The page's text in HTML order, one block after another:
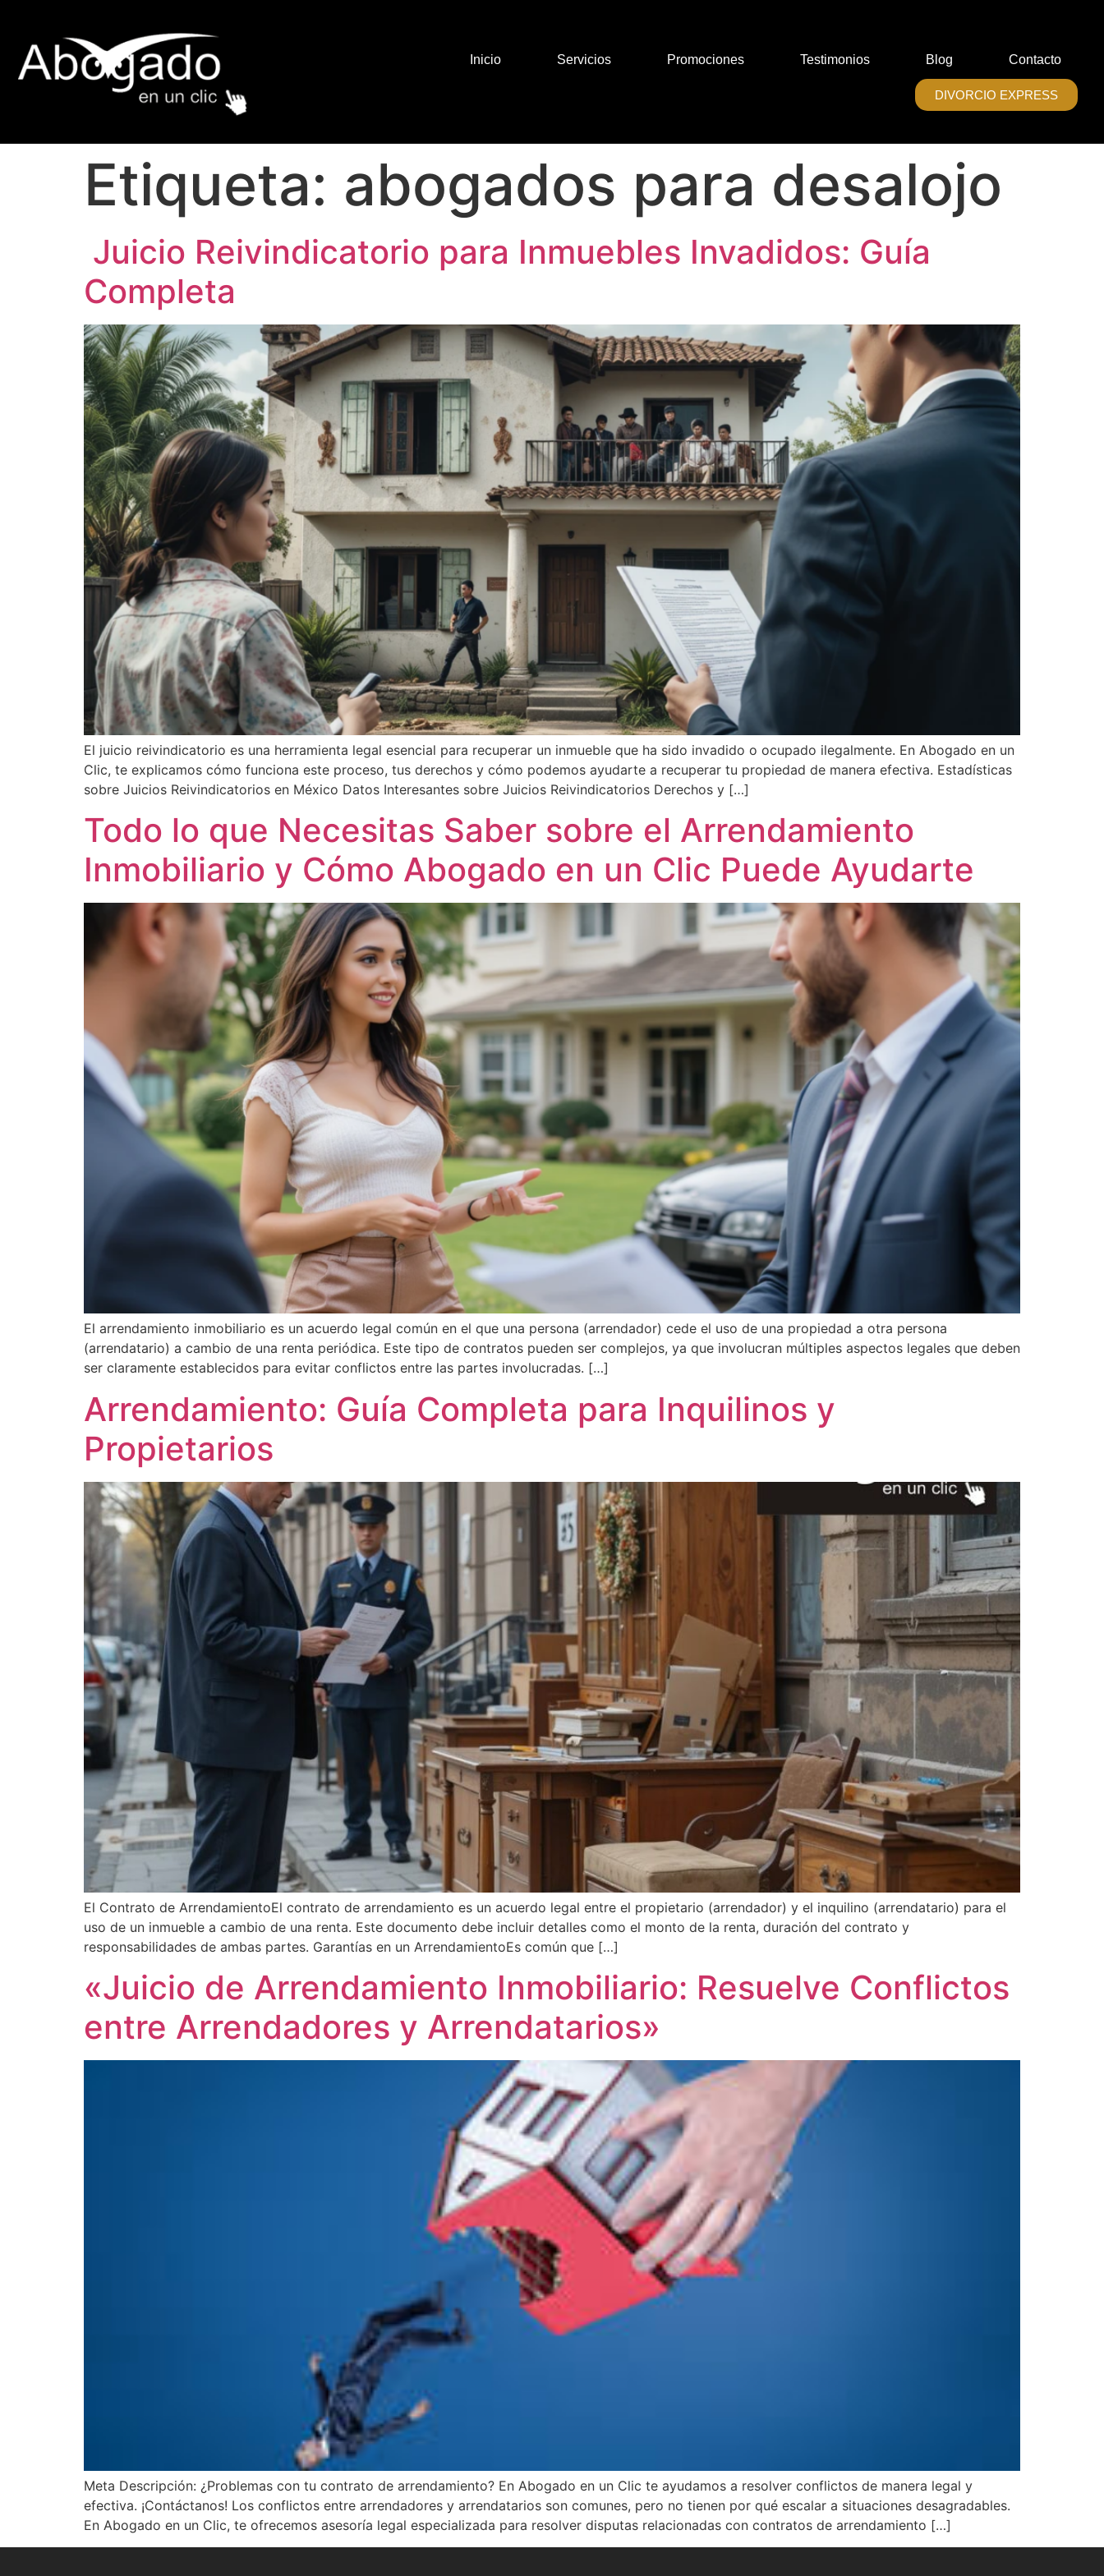
Inicio Servicios Promociones Testimonios Blog Contacto
DIVORCIO EXPRESS
Etiqueta: abogados para desalojo
Juicio Reivindicatorio para Inmuebles Invadidos: Guía
Completa
El juicio reivindicatorio es una herramienta legal esencial para recuperar un inmueble que ha sido invadido o ocupado ilegalmente. En Abogado en un
Clic, te explicamos cómo funciona este proceso, tus derechos y cómo podemos ayudarte a recuperar tu propiedad de manera efectiva. Estadísticas
sobre Juicios Reivindicatorios en México Datos Interesantes sobre Juicios Reivindicatorios Derechos y […]
Todo lo que Necesitas Saber sobre el Arrendamiento
Inmobiliario y Cómo Abogado en un Clic Puede Ayudarte
El arrendamiento inmobiliario es un acuerdo legal común en el que una persona (arrendador) cede el uso de una propiedad a otra persona
(arrendatario) a cambio de una renta periódica. Este tipo de contratos pueden ser complejos, ya que involucran múltiples aspectos legales que deben
ser claramente establecidos para evitar conflictos entre las partes involucradas. […]
Arrendamiento: Guía Completa para Inquilinos y
Propietarios
El Contrato de ArrendamientoEl contrato de arrendamiento es un acuerdo legal entre el propietario (arrendador) y el inquilino (arrendatario) para el
uso de un inmueble a cambio de una renta. Este documento debe incluir detalles como el monto de la renta, duración del contrato y
responsabilidades de ambas partes. Garantías en un ArrendamientoEs común que […]
«Juicio de Arrendamiento Inmobiliario: Resuelve Conflictos
entre Arrendadores y Arrendatarios»
Meta Descripción: ¿Problemas con tu contrato de arrendamiento? En Abogado en un Clic te ayudamos a resolver conflictos de manera legal y
efectiva. ¡Contáctanos! Los conflictos entre arrendadores y arrendatarios son comunes, pero no tienen por qué escalar a situaciones desagradables.
En Abogado en un Clic, te ofrecemos asesoría legal especializada para resolver disputas relacionadas con contratos de arrendamiento […]